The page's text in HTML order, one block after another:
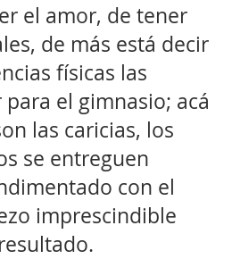
el amor, de tener
de más está decir
físicas las
el gimnasio; acá
las caricias, los
se entreguen
con el
imprescindible